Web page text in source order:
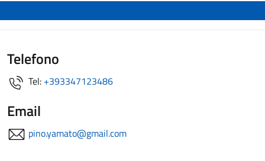
Telefono
Tel: +393347123486
Email
pino.yamato@gmail.com